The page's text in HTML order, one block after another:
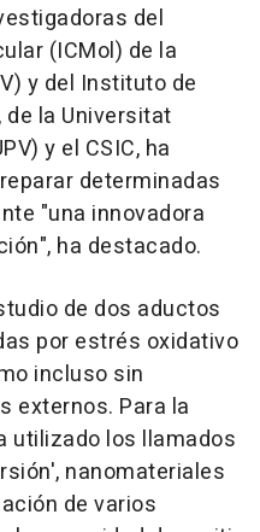
del
(ICMol) de la
y del Instituto de
de la Universitat
y el CSIC, ha
determinadas
"una innovadora
ha destacado.
de dos aductos
por estrés oxidativo
incluso sin
externos. Para la
utilizado los llamados
nanomateriales
de varios